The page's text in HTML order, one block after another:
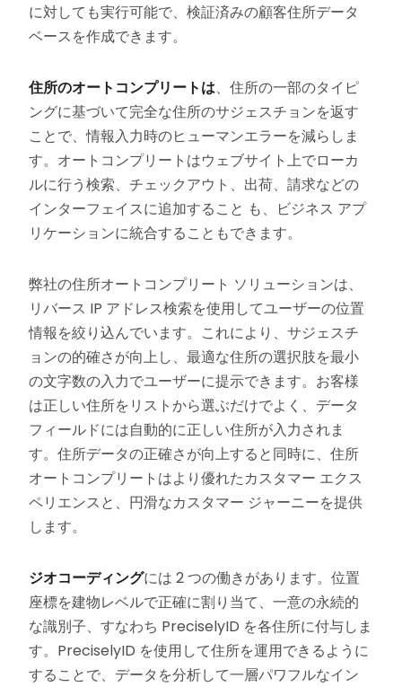
に対しても実行可能で、検証済みの顧客住所データ
ベースを作成できます。
住所のオートコンプリートは、住所の一部のタイピ
ングに基づいて完全な住所のサジェスチョンを返す
ことで、情報入力時のヒューマンエラーを減らしま
す。オートコンプリートはウェブサイト上でローカ
ルに行う検索、チェックアウト、出荷、請求などの
インターフェイスに追加すること も、ビジネス アプ
リケーションに統合することもできます。
弊社の住所オートコンプリート ソリューションは、
リバース IP アドレス検索を使用してユーザーの位置
情報を絞り込んでいます。これにより、サジェスチ
ョンの的確さが向上し、最適な住所の選択肢を最小
の文字数の入力でユーザーに提示できます。お客様
は正しい住所をリストから選ぶだけでよく、データ
フィールドには自動的に正しい住所が入力されま
す。住所データの正確さが向上すると同時に、住所
オートコンプリートはより優れたカスタマー エクス
ペリエンスと、円滑なカスタマー ジャーニーを提供
します。
ジオコーディングには 2 つの働きがあります。位置
座標を建物レベルで正確に割り当て、一意の永続的
な識別子、すなわち PreciselyID を各住所に付与しま
す。PreciselyID を使用して住所を運用できるように
することで、データを分析して一層パワフルなイン